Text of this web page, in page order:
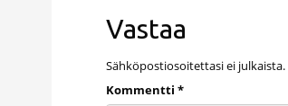
Vastaa
Sähköpostiosoitettasi ei julkaista.
Kommentti *